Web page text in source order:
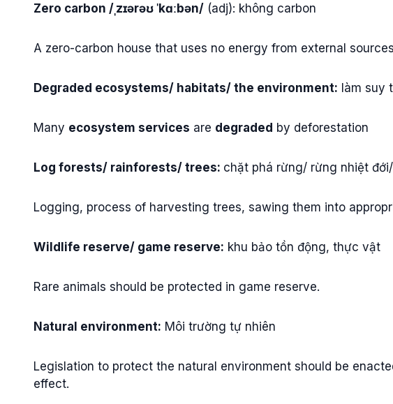
Zero carbon /ˌzɪərəʊ ˈkɑːbən/ (adj): không carbon
A zero-carbon house that uses no energy from external sources
Degraded ecosystems/ habitats/ the environment: làm suy
Many ecosystem services are degraded by deforestation
Log forests/ rainforests/ trees: chặt phá rừng/ rừng nhiệt
Logging, process of harvesting trees, sawing them into
Wildlife reserve/ game reserve: khu bảo tồn động, thực vật
Rare animals should be protected in game reserve.
Natural environment: Môi trường tự nhiên
Legislation to protect the natural environment should be
effect.